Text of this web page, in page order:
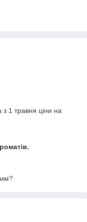
1 травня ціни на